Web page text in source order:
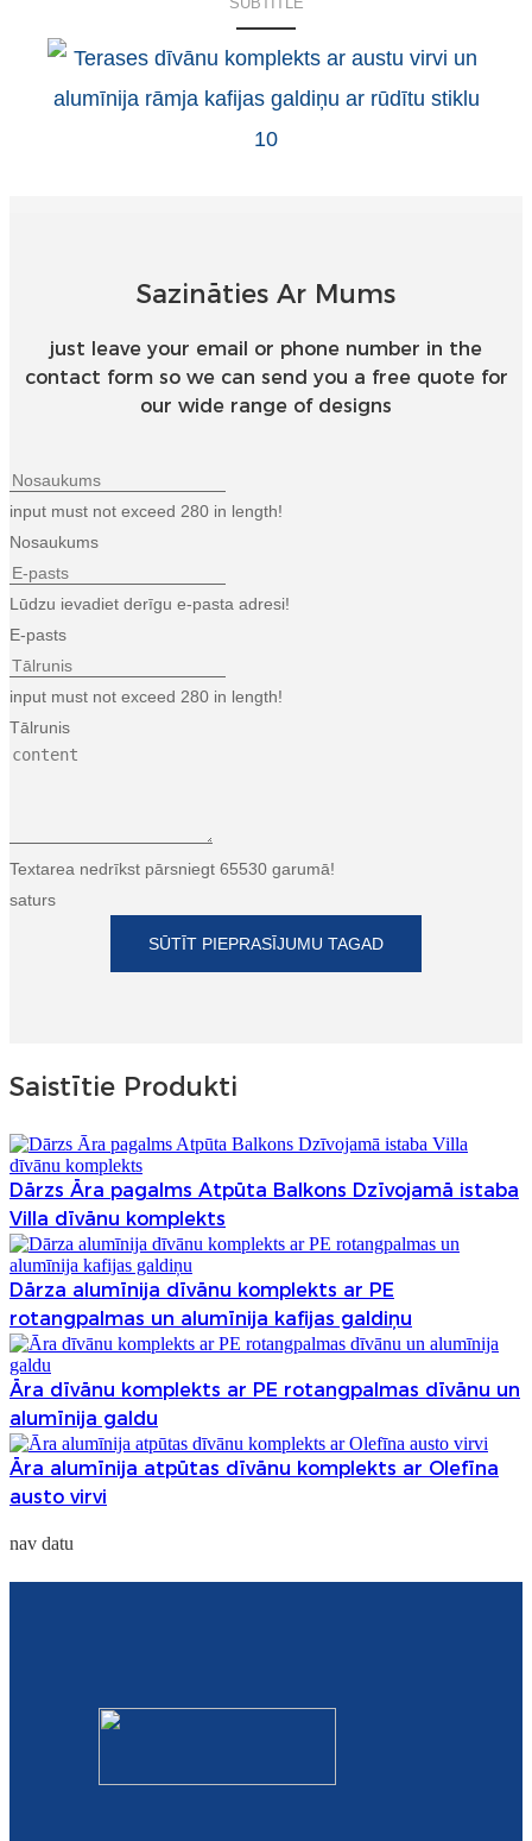
Sazināties Ar Mums
just leave your email or phone number in the
contact form so we can send you a free quote for
our wide range of designs
input must not exceed 280 in length!
Nosaukums
Lūdzu ievadiet derīgu e-pasta adresi!
E-pasts
input must not exceed 280 in length!
Tālrunis
Textarea nedrīkst pārsniegt 65530 garumā!
saturs
SŪTĪT PIEPRASĪJUMU TAGAD
Saistītie Produkti
Dārzs Āra pagalms Atpūta Balkons Dzīvojamā istaba
Villa dīvānu komplekts
Dārza alumīnija dīvānu komplekts ar PE
rotangpalmas un alumīnija kafijas galdiņu
Āra dīvānu komplekts ar PE rotangpalmas dīvānu un
alumīnija galdu
Āra alumīnija atpūtas dīvānu komplekts ar Olefīna
austo virvi
nav datu